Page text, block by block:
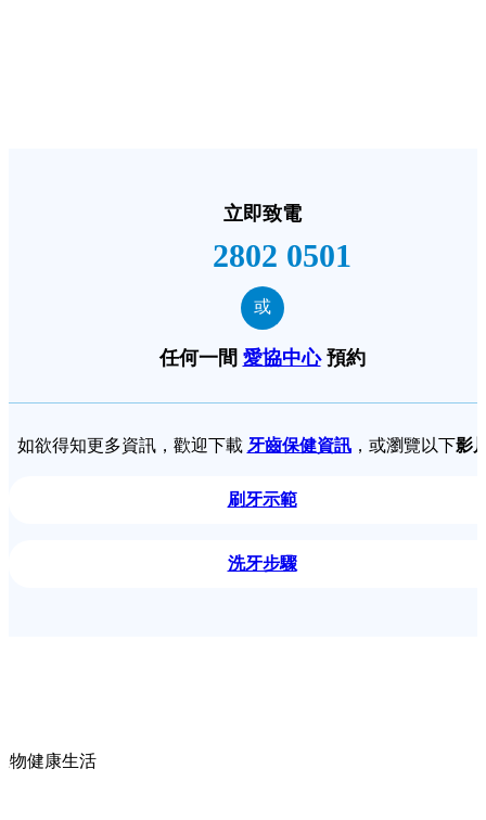
立即致電
2802 0501
或
任何一間 愛協中心預約
如欲得知更多資訊，歡迎下載 牙齒保健資訊，或瀏覽以下影
刷牙示範
洗牙步驟
物健康生活